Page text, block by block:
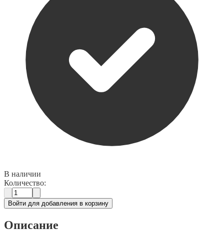
В наличии
Количество:
Войти для добавления в корзину
Описание